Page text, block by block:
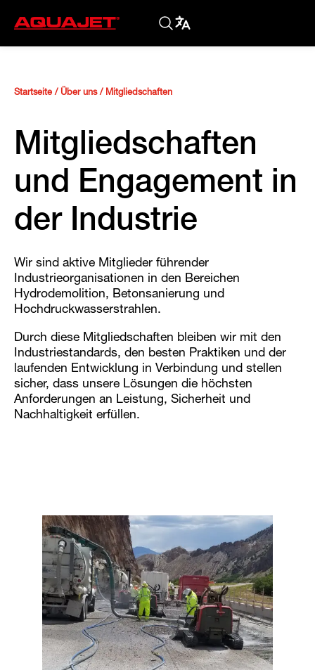
Startseite / Über uns/ Mitgliedschaften
Mitgliedschaften
und Engagement in
der Industrie
Wir sind aktive Mitglieder führender
Industrieorganisationen in den Bereichen
Hydrodemolition, Betonsanierung und
Hochdruckwasserstrahlen.
Durch diese Mitgliedschaften bleiben wir mit den
Industriestandards, den besten Praktiken und der
laufenden Entwicklung in Verbindung und stellen
sicher, dass unsere Lösungen die höchsten
Anforderungen an Leistung, Sicherheit und
Nachhaltigkeit erfüllen.